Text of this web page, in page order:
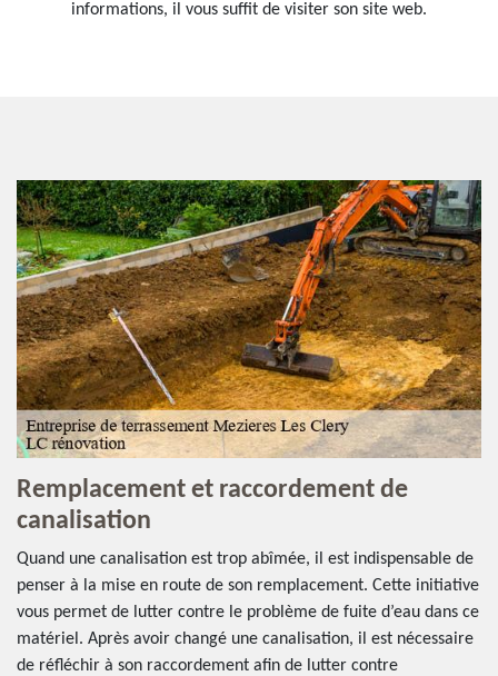
informations, il vous suffit de visiter son site web.
Remplacement et raccordement de
canalisation
Quand une canalisation est trop abîmée, il est indispensable de
penser à la mise en route de son remplacement. Cette initiative
vous permet de lutter contre le problème de fuite d’eau dans ce
matériel. Après avoir changé une canalisation, il est nécessaire
de réfléchir à son raccordement afin de lutter contre